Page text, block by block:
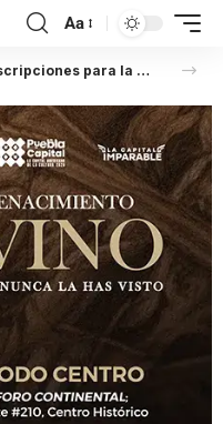
Aa
Apertura DIF Puebla Capital las inscripciones para la Carrera de Capacitación para el Trabajo en Gastronomía